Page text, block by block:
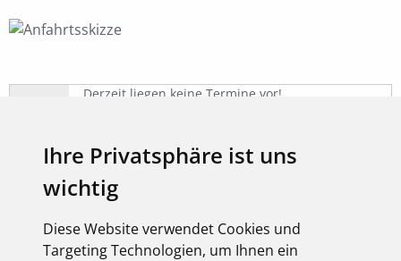
Ihre Privatsphäre ist uns
wichtig
Diese Website verwendet Cookies und
Targeting Technologien, um Ihnen ein
Derzeit liegen keine Termine vor!
Online-Shop Login